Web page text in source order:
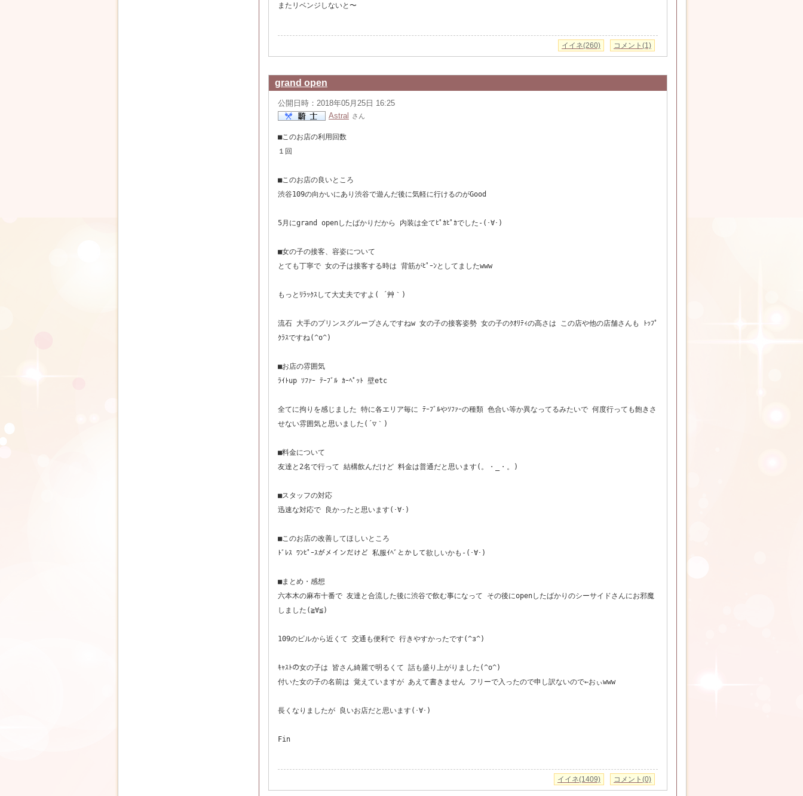
またリベンジしないと〜
イイネ(260) コメント(1)
grand open
公開日時：2018年05月25日 16:25
Astral
さん
■このお店の利用回数
１回
■このお店の良いところ
渋谷109の向かいにあり渋谷で遊んだ後に気軽に行けるのがGood
5月にgrand openしたばかりだから 内装は全てﾋﾟｶﾋﾟｶでした-(･∀･)
■女の子の接客、容姿について
とても丁寧で 女の子は接客する時は 背筋がﾋﾟｰﾝとしてましたwww
もっとﾘﾗｯｸｽして大丈夫ですよ( ´艸｀)
流石 大手のプリンスグループさんですねw 女の子の接客姿勢 女の子のｸｵﾘﾃｨの高さは この店や他の店舗さんも ﾄｯﾌﾟ
ｸﾗｽですね(^o^)
■お店の雰囲気
ﾗｲﾄup ｿﾌｧｰ ﾃｰﾌﾞﾙ ｶｰﾍﾟｯﾄ 壁etc
全てに拘りを感じました 特に各エリア毎に ﾃｰﾌﾞﾙやｿﾌｧｰの種類 色合い等か異なってるみたいで 何度行っても飽きさ
せない雰囲気と思いました(´▽｀)
■料金について
友達と2名で行って 結構飲んだけど 料金は普通だと思います(。・_・。)
■スタッフの対応
迅速な対応で 良かったと思います(･∀･)
■このお店の改善してほしいところ
ﾄﾞﾚｽ ﾜﾝﾋﾟｰｽがメインだけど 私服ｲﾍﾞとかして欲しいかも-(･∀･)
■まとめ・感想
六本木の麻布十番で 友達と合流した後に渋谷で飲む事になって その後にopenしたばかりのシーサイドさんにお邪魔
しました(≧∀≦)
109のビルから近くて 交通も便利で 行きやすかったです(^з^)
ｷｬｽﾄの女の子は 皆さん綺麗で明るくて 話も盛り上がりました(^o^)
付いた女の子の名前は 覚えていますが あえて書きません フリーで入ったので申し訳ないので←おぃwww
長くなりましたが 良いお店だと思います(･∀･)
Fin
イイネ(1409) コメント(0)